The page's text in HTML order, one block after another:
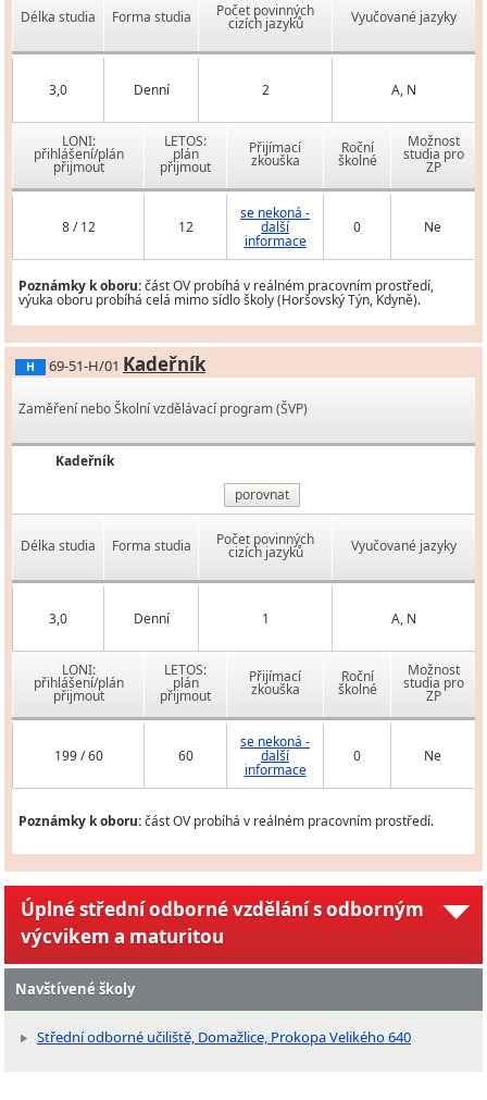
Délka studia Forma studia Počet povinných
cizích jazyků Vyučované jazyky
3,0 Denní 2 A, N
LONI:
přihlášení/plán
přijmout
LETOS:
plán
přijmout
Přijímací
zkouška
Roční
školné
Možnost
studia pro
ZP
8 / 12 12
se nekoná -
další
informace
0 Ne
Poznámky k oboru:část OV probíhá v reálném pracovním prostředí,
výuka oboru probíhá celá mimo sídlo školy (Horšovský Týn, Kdyně).
H 69-51-H/01 Kadeřník
Zaměření nebo Školní vzdělávací program (ŠVP)
Kadeřník
porovnat
Délka studia Forma studia Počet povinných
cizích jazyků Vyučované jazyky
3,0 Denní 1 A, N
LONI:
přihlášení/plán
přijmout
LETOS:
plán
přijmout
Přijímací
zkouška
Roční
školné
Možnost
studia pro
ZP
199 / 60 60
se nekoná -
další
informace
0 Ne
Poznámky k oboru:část OV probíhá v reálném pracovním prostředí.
Úplné střední odborné vzdělání s odborným
výcvikem a maturitou
Navštívené školy
Střední odborné učiliště, Domažlice, Prokopa Velikého 640